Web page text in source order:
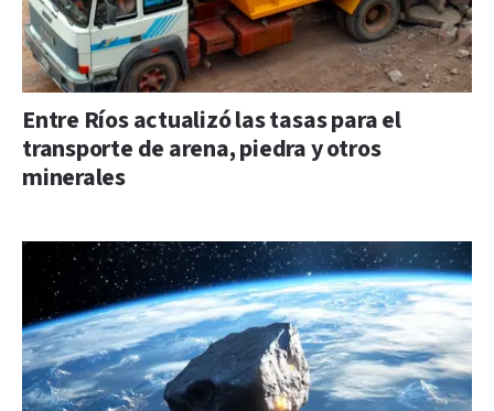
Entre Ríos actualizó las tasas para el
transporte de arena, piedra y otros
minerales